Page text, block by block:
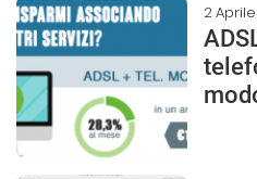
2 Aprile